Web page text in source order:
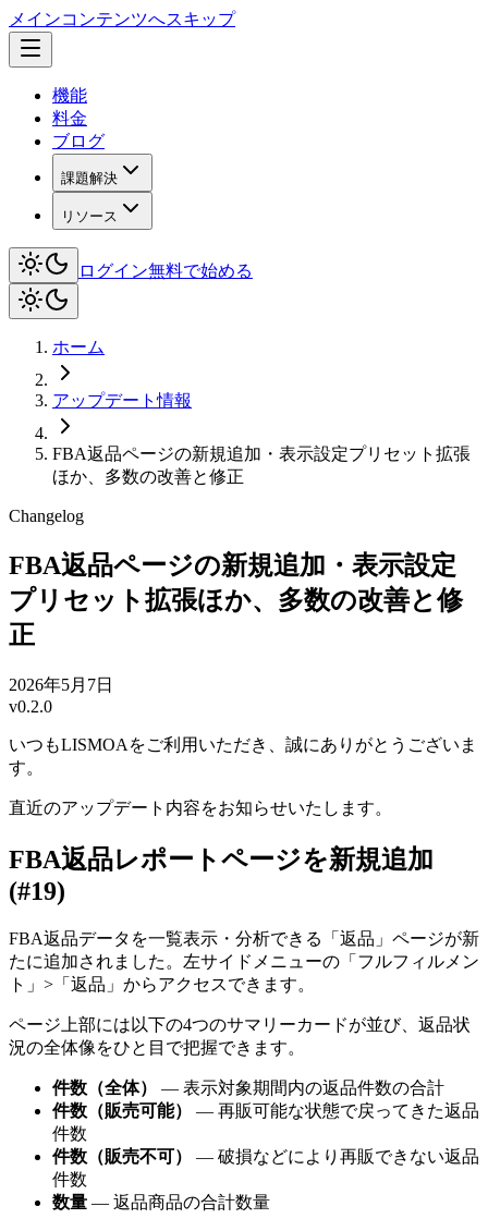
メインコンテンツへスキップ
機能
料金
ブログ
課題解決
リソース
ログイン無料で始める
ホーム
アップデート情報
FBA返品ページの新規追加・表示設定プリセット拡張
ほか、多数の改善と修正
Changelog
FBA返品ページの新規追加・表示設定
プリセット拡張ほか、多数の改善と修
正
2026年5月7日
v0.2.0
いつもLISMOAをご利用いただき、誠にありがとうございま
す。
直近のアップデート内容をお知らせいたします。
FBA返品レポートページを新規追加
(#19)
FBA返品データを一覧表示・分析できる「返品」ページが新
たに追加されました。左サイドメニューの「フルフィルメン
ト」>「返品」からアクセスできます。
ページ上部には以下の4つのサマリーカードが並び、返品状
況の全体像をひと目で把握できます。
件数（全体）
— 表示対象期間内の返品件数の合計
件数（販売可能）
— 再販可能な状態で戻ってきた返品
件数
件数（販売不可）
— 破損などにより再販できない返品
件数
数量 — 返品商品の合計数量